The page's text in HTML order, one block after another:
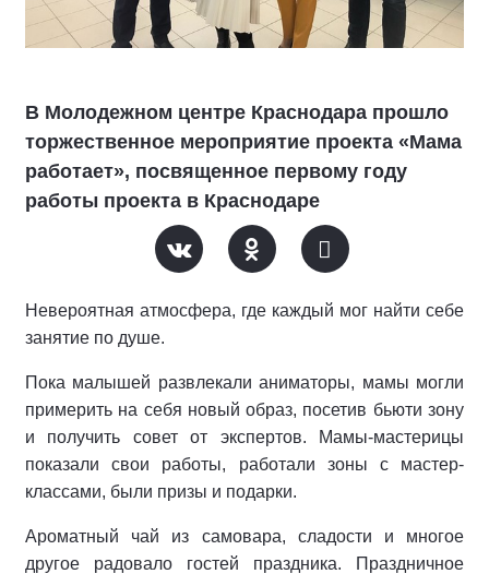
В Молодежном центре Краснодара прошло
торжественное мероприятие проекта «Мама
работает», посвященное первому году
работы проекта в Краснодаре
Невероятная атмосфера, где каждый мог найти себе
занятие по душе.
Пока малышей развлекали аниматоры, мамы могли
примерить на себя новый образ, посетив бьюти зону
и получить совет от экспертов. Мамы-мастерицы
показали свои работы, работали зоны с мастер-
классами, были призы и подарки.
Ароматный чай из самовара, сладости и многое
другое радовало гостей праздника. Праздничное